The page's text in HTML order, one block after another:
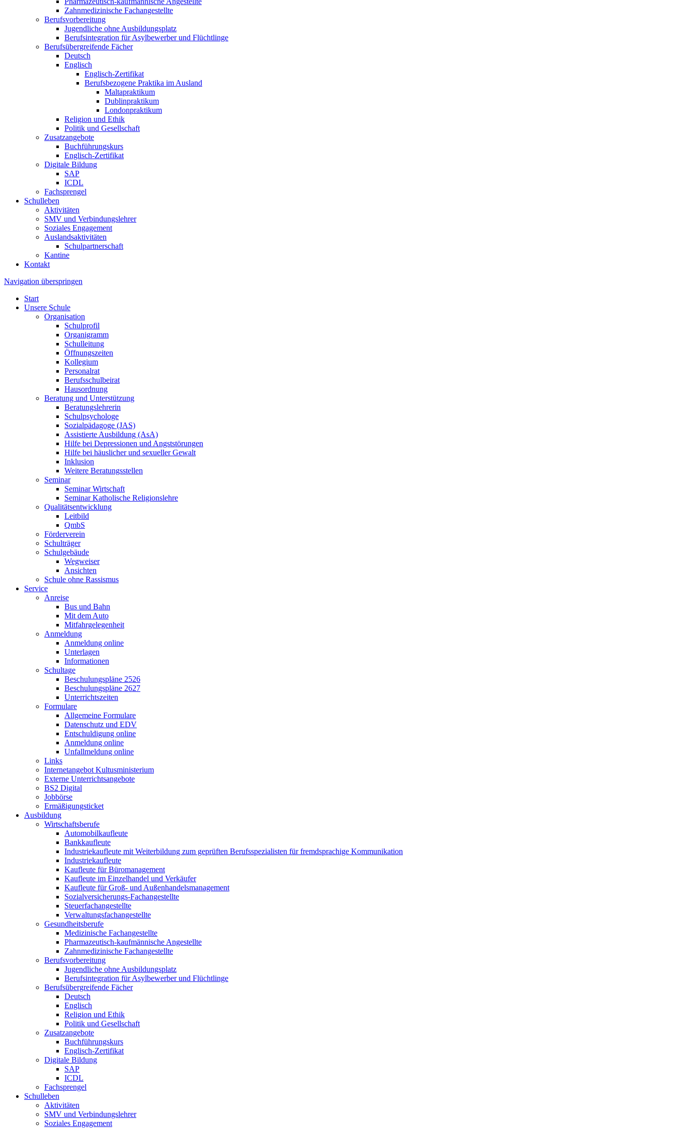
Zahnmedizinische Fachangestellte
Berufsvorbereitung
Jugendliche ohne Ausbildungsplatz
Berufsintegration für Asylbewerber und Flüchtlinge
Berufsübergreifende Fächer
Deutsch
Englisch
Englisch-Zertifikat
Berufsbezogene Praktika im Ausland
Maltapraktikum
Dublinpraktikum
Londonpraktikum
Religion und Ethik
Politik und Gesellschaft
Zusatzangebote
Buchführungskurs
Englisch-Zertifikat
Digitale Bildung
SAP
ICDL
Fachsprengel
Schulleben
Aktivitäten
SMV und Verbindungslehrer
Soziales Engagement
Auslandsaktivitäten
Schulpartnerschaft
Kantine
Kontakt
Navigation überspringen
Start
Unsere Schule
Organisation
Schulprofil
Organigramm
Schulleitung
Öffnungszeiten
Kollegium
Personalrat
Berufsschulbeirat
Hausordnung
Beratung und Unterstützung
Beratungslehrerin
Schulpsychologe
Sozialpädagoge (JAS)
Assistierte Ausbildung (AsA)
Hilfe bei Depressionen und Angststörungen
Hilfe bei häuslicher und sexueller Gewalt
Inklusion
Weitere Beratungsstellen
Seminar
Seminar Wirtschaft
Seminar Katholische Religionslehre
Qualitätsentwicklung
Leitbild
QmbS
Förderverein
Schulträger
Schulgebäude
Wegweiser
Ansichten
Schule ohne Rassismus
Service
Anreise
Bus und Bahn
Mit dem Auto
Mitfahrgelegenheit
Anmeldung
Anmeldung online
Unterlagen
Informationen
Schultage
Beschulungspläne 2526
Beschulungspläne 2627
Unterrichtszeiten
Formulare
Allgemeine Formulare
Datenschutz und EDV
Entschuldigung online
Anmeldung online
Unfallmeldung online
Links
Internetangebot Kultusministerium
Externe Unterrichtsangebote
BS2 Digital
Jobbörse
Ermäßigungsticket
Ausbildung
Wirtschaftsberufe
Automobilkaufleute
Bankkaufleute
Industriekaufleute mit Weiterbildung zum geprüften Berufsspezialisten für fremdsprachige Kommunikation
Industriekaufleute
Kaufleute für Büromanagement
Kaufleute im Einzelhandel und Verkäufer
Kaufleute für Groß- und Außenhandelsmanagement
Sozialversicherungs-Fachangestellte
Steuerfachangestellte
Verwaltungsfachangestellte
Gesundheitsberufe
Medizinische Fachangestellte
Pharmazeutisch-kaufmännische Angestellte
Zahnmedizinische Fachangestellte
Berufsvorbereitung
Jugendliche ohne Ausbildungsplatz
Berufsintegration für Asylbewerber und Flüchtlinge
Berufsübergreifende Fächer
Deutsch
Englisch
Religion und Ethik
Politik und Gesellschaft
Zusatzangebote
Buchführungskurs
Englisch-Zertifikat
Digitale Bildung
SAP
ICDL
Fachsprengel
Schulleben
Aktivitäten
SMV und Verbindungslehrer
Soziales Engagement